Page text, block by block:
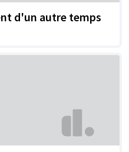
d'un autre temps